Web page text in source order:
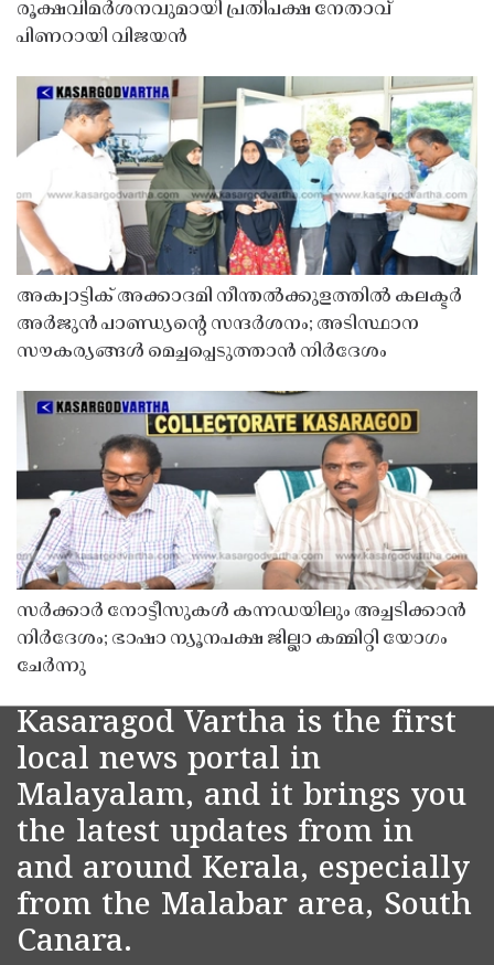
രൂക്ഷവിമർശനവുമായി പ്രതിപക്ഷ നേതാവ്
പിണറായി വിജയൻ
അക്വാട്ടിക് അക്കാദമി നീന്തൽക്കുളത്തിൽ കലക്ടർ
അർജുൻ പാണ്ഡ്യൻ്റെ സന്ദർശനം; അടിസ്ഥാന
സൗകര്യങ്ങൾ മെച്ചപ്പെടുത്താൻ നിർദേശം
സർക്കാർ നോട്ടീസുകൾ കന്നഡയിലും അച്ചടിക്കാൻ
നിർദേശം; ഭാഷാ ന്യൂനപക്ഷ ജില്ലാ കമ്മിറ്റി യോഗം
ചേർന്നു
Kasaragod Vartha is the first
local news portal in
Malayalam, and it brings you
the latest updates from in
and around Kerala, especially
from the Malabar area, South
Canara.